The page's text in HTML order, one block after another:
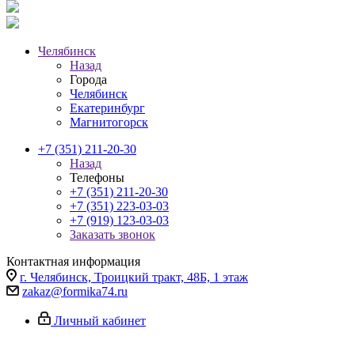
Челябинск
Назад
Города
Челябинск
Екатеринбург
Магнитогорск
+7 (351) 211-20-30
Назад
Телефоны
+7 (351) 211-20-30
+7 (351) 223-03-03
+7 (919) 123-03-03
Заказать звонок
Контактная информация
г. Челябинск, Троицкий тракт, 48Б, 1 этаж
zakaz@formika74.ru
Личный кабинет